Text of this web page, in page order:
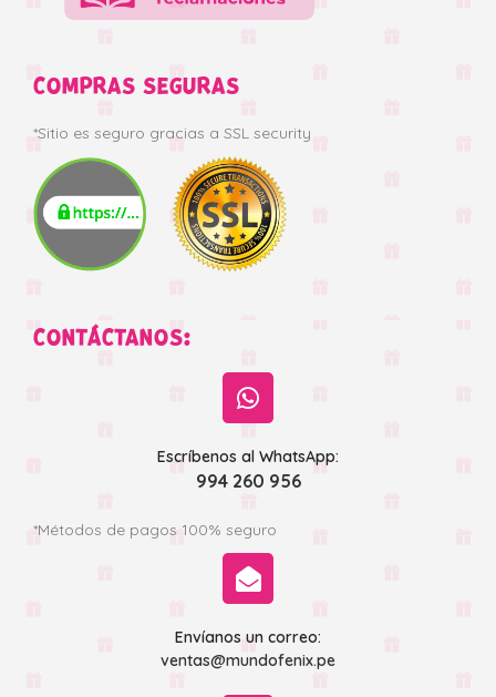
COMPRAS SEGURAS
*Sitio es seguro gracias a SSL security
CONTÁCTANOS:
Escríbenos al WhatsApp:
994 260 956
*Métodos de pagos 100% seguro
Envíanos un correo:
ventas@mundofenix.pe